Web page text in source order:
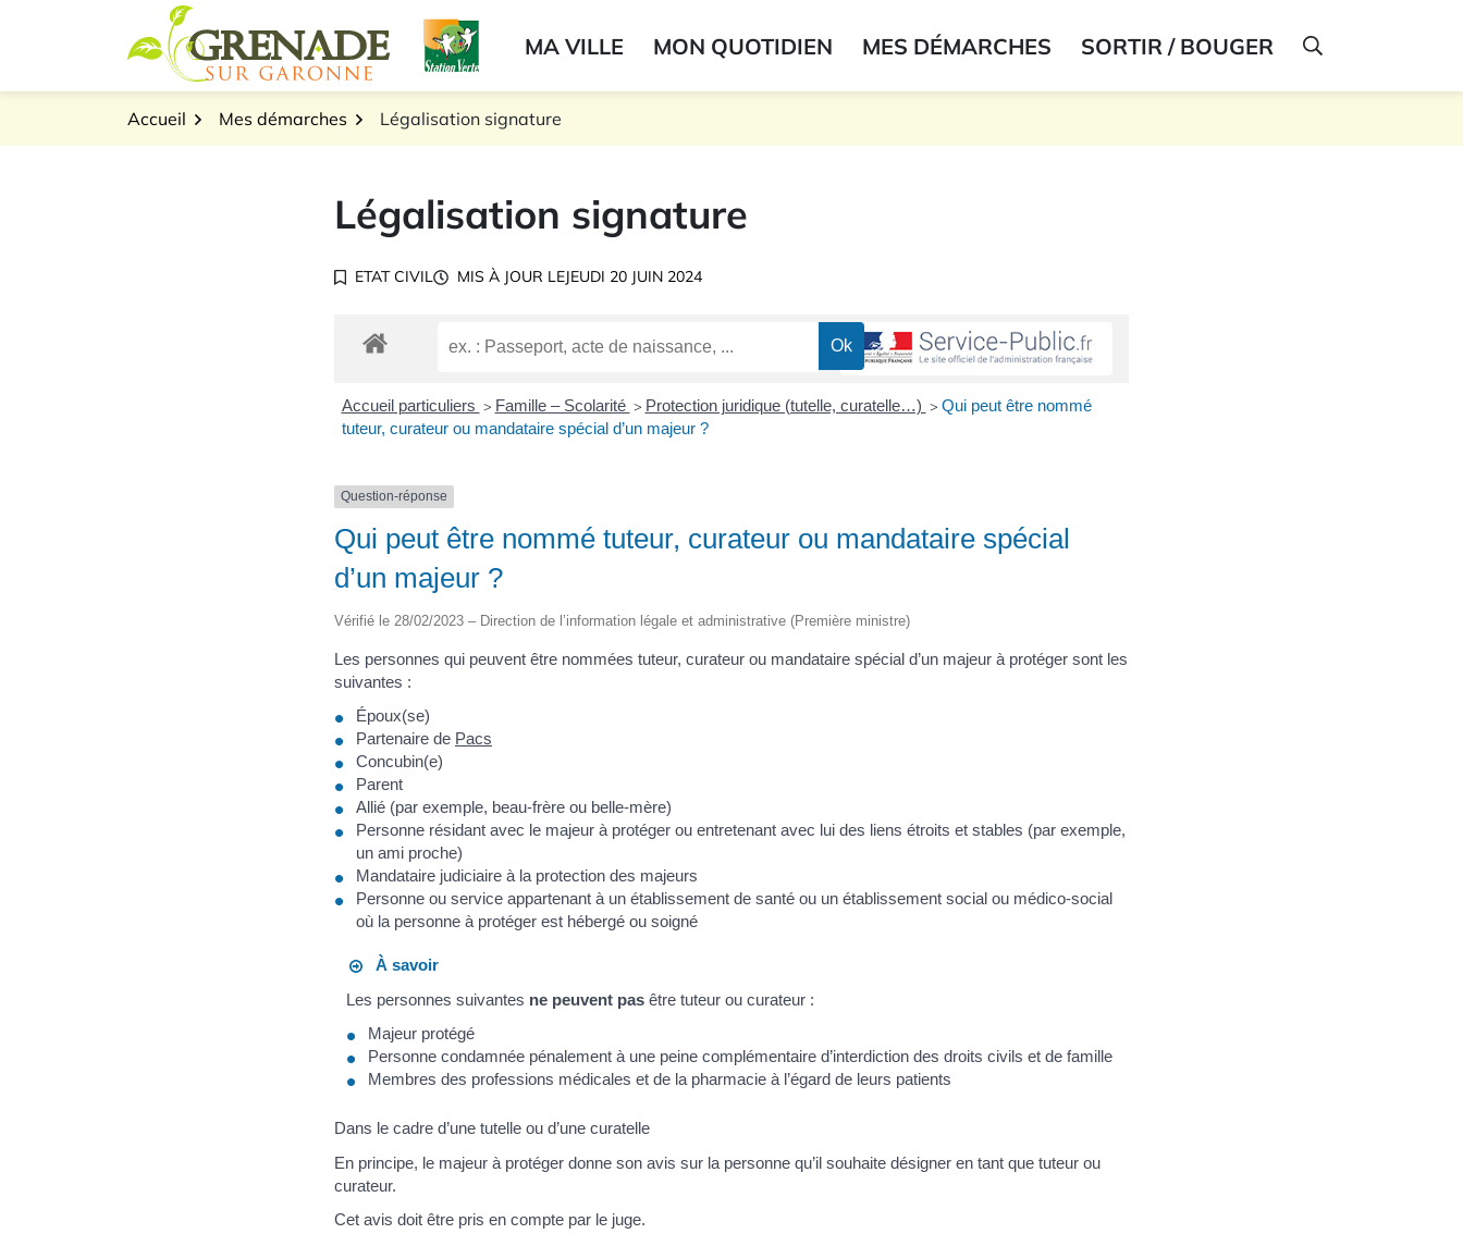
Logo Grenade sur GaronneMA VILLE MON QUOTIDIEN MES DÉMARCHES SORTIR / BOUGER AFFICHER LA
Accueil Mes démarches Légalisation signature
Légalisation signature
ETAT CIVIL MIS À JOUR LEJEUDI 20 JUIN 2024
Accueil particuliers > Famille – Scolarité > Protection juridique (tutelle, curatelle…) > Qui peut être nommé
tuteur, curateur ou mandataire spécial d’un majeur ?
Question-réponse
Qui peut être nommé tuteur, curateur ou mandataire spécial
d’un majeur ?
Vérifié le 28/02/2023 – Direction de l’information légale et administrative (Première ministre)
Les personnes qui peuvent être nommées tuteur, curateur ou mandataire spécial d’un majeur à protéger sont les
suivantes :
Époux(se)
Partenaire de Pacs
Concubin(e)
Parent
Allié (par exemple, beau-frère ou belle-mère)
Personne résidant avec le majeur à protéger ou entretenant avec lui des liens étroits et stables (par exemple,
un ami proche)
Mandataire judiciaire à la protection des majeurs
Personne ou service appartenant à un établissement de santé ou un établissement social ou médico-social
où la personne à protéger est hébergé ou soigné
À savoir
Les personnes suivantes ne peuvent pas être tuteur ou curateur :
Majeur protégé
Personne condamnée pénalement à une peine complémentaire d’interdiction des droits civils et de famille
Membres des professions médicales et de la pharmacie à l’égard de leurs patients
Dans le cadre d’une tutelle ou d’une curatelle
En principe, le majeur à protéger donne son avis sur la personne qu’il souhaite désigner en tant que tuteur ou
curateur.
Cet avis doit être pris en compte par le juge.